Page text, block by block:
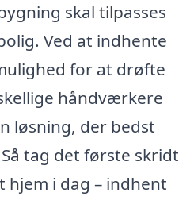
skal tilpasses
Ved at indhente
for at drøfte
håndværkere
løsning, der bedst
tag det første skridt
i dag – indhent